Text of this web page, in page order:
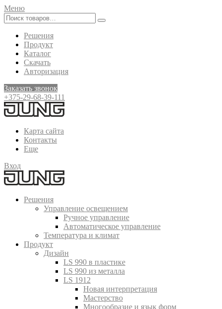
Меню
Решения
Продукт
Каталог
Скачать
Авторизация
Заказать звонок
+375-29-68-39-111
Карта сайта
Контакты
Еще
Вход
Решения
Управление освещением
Ручное управление
Автоматическое управление
Температура и климат
Продукт
Дизайн
LS 990 в пластике
LS 990 из металла
LS 1912
Новая интерпретация
Мастерство
Многообразие и язык форм